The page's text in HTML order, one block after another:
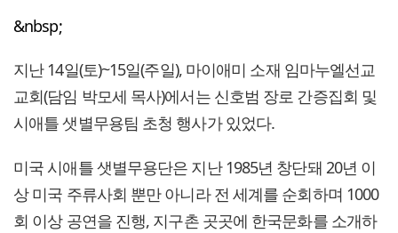
&nbsp;
지난 14일(토)~15일(주일), 마이애미 소재 임마누엘선교
교회(담임 박모세 목사)에서는 신호범 장로 간증집회 및
시애틀 샛별무용팀 초청 행사가 있었다.
미국 시애틀 샛별무용단은 지난 1985년 창단돼 20년 이
상 미국 주류사회 뿐만 아니라 전 세계를 순회하며 1000
회 이상 공연을 진행, 지구촌 곳곳에 한국문화를 소개하